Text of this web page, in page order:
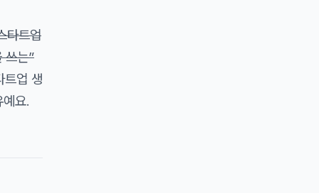
타트업
쓰는”
업 생
요.